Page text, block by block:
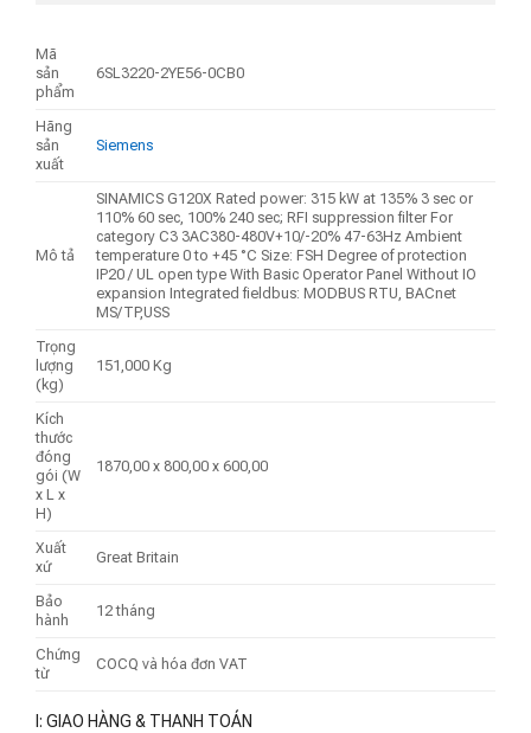
Mã
sản
phẩm
6SL3220-2YE56-0CB0
Hãng
sản
xuất
Siemens
Mô tả
SINAMICS G120X Rated power: 315 kW at 135% 3 sec or
110% 60 sec, 100% 240 sec; RFI suppression filter For
category C3 3AC380-480V+10/-20% 47-63Hz Ambient
temperature 0 to +45 °C Size: FSH Degree of protection
IP20 / UL open type With Basic Operator Panel Without IO
expansion Integrated fieldbus: MODBUS RTU, BACnet
MS/TP,USS
Trọng
lượng
(kg)
151,000 Kg
Kích
thước
đóng
gói (W
x L x
H)
1870,00 x 800,00 x 600,00
Xuất
xứ
Great Britain
Bảo
hành
12 tháng
Chứng
từ
COCQ và hóa đơn VAT
I: GIAO HÀNG & THANH TOÁN